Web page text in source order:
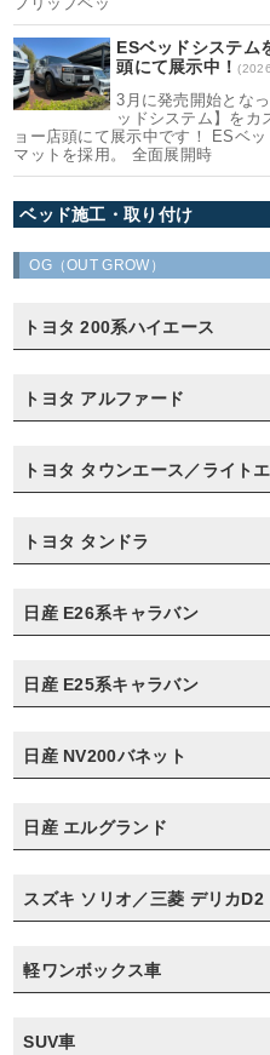
ESベッドシステム
頭にて展示中！
3月に発売開始とな
ッドシステム】をカ
ョー店頭にて展示中です！ ESベ
マットを採用。 全面展開時
ベッド施工・取り付け
OG（OUT GROW）
トヨタ 200系ハイエース
トヨタ アルファード
トヨタ タウンエース／ライト
トヨタ タンドラ
日産 E26系キャラバン
日産 E25系キャラバン
日産 NV200バネット
日産 エルグランド
スズキ ソリオ／三菱 デリカD2
軽ワンボックス車
SUV車